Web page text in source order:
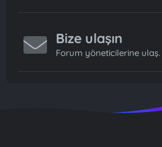
Bize ulaşın
Forum yöneticilerine ulaş.